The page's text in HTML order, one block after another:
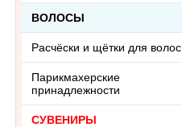
ВОЛОСЫ
Расчёски и щётки для волос
Парикмахерские
принадлежности
СУВЕНИРЫ